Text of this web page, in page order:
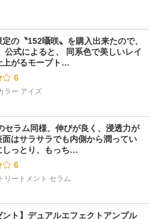
の〝152囁咲〟を購入出来たので、
公式によると、 同系色で美しいレイ
上がるモーブト…
6
ラー アイズ
セラム同様、伸びが良く、浸透力が
はサラサラでも内側から潤ってい
しっとり、もっち…
6
リートメント セラム
ント】デュアルエフェクトアンプル